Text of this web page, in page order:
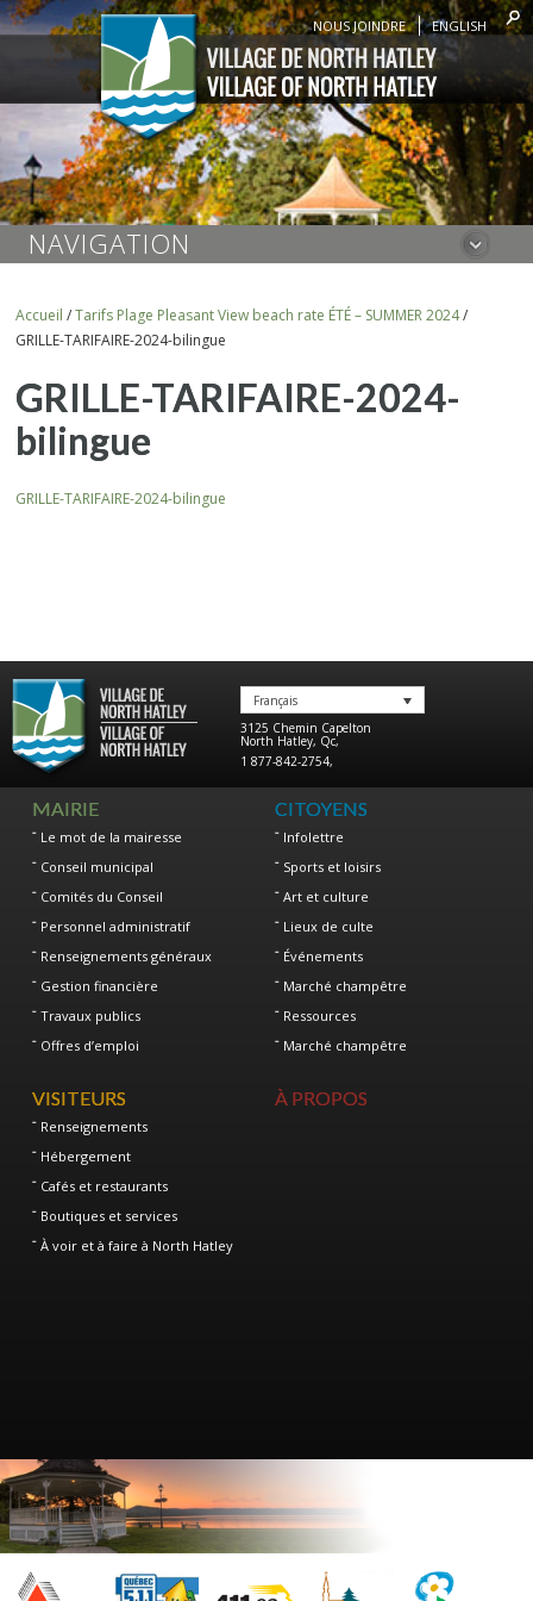
NOUS JOINDRE ENGLISH
NAVIGATION
Accueil /Tarifs Plage Pleasant View beach rate ÉTÉ – SUMMER 2024/
GRILLE-TARIFAIRE-2024-bilingue
GRILLE-TARIFAIRE-2024-
bilingue
GRILLE-TARIFAIRE-2024-bilingue
Français
3125 Chemin Capelton
North Hatley, Qc,
1 877-842-2754,
MAIRIE
Le mot de la mairesse
Conseil municipal
Comités du Conseil
Personnel administratif
Renseignements généraux
Gestion financière
Travaux publics
Offres d’emploi
CITOYENS
Infolettre
Sports et loisirs
Art et culture
Lieux de culte
Événements
Marché champêtre
Ressources
Marché champêtre
VISITEURS
Renseignements
Hébergement
Cafés et restaurants
Boutiques et services
À voir et à faire à North Hatley
À PROPOS